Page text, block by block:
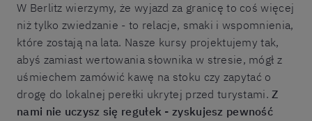
W Berlitz wierzymy, że wyjazd za granicę to coś więcej
niż tylko zwiedzanie - to relacje, smaki i wspomnienia,
które zostają na lata. Nasze kursy projektujemy tak,
abyś zamiast wertowania słownika w stresie, mógł z
uśmiechem zamówić kawę na stoku czy zapytać o
drogę do lokalnej perełki ukrytej przed turystami.Z
nami nie uczysz się regułek - zyskujesz pewność